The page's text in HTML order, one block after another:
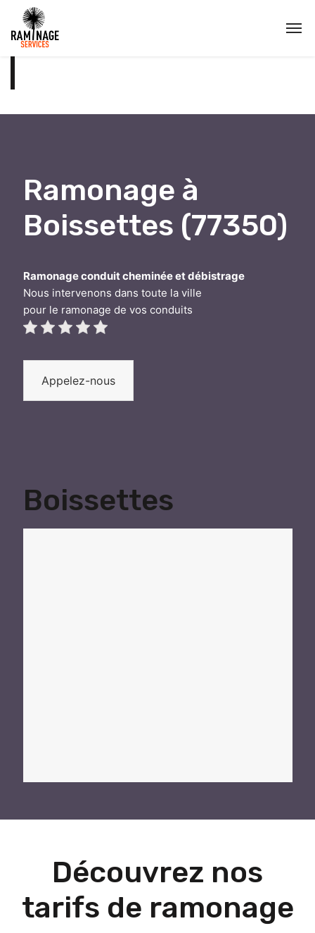
Ramonage à
Boissettes (77350)
Ramonage conduit cheminée et débistrage
Nous intervenons dans toute la ville
pour le ramonage de vos conduits
Appelez-nous
Boissettes
Découvrez nos
tarifs de ramonage